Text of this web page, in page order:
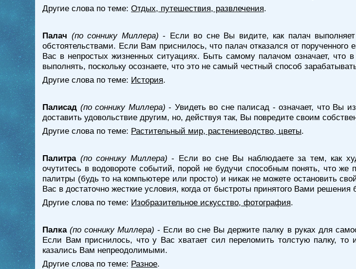
Другие слова по теме: Отдых, путешествия, развлечения.
Палач (по соннику Миллера) - Если во сне Вы видите, как палач
обстоятельствами. Если Вам приснилось, что палач отказался от
Вас в непростых жизненных ситуациях. Быть самому палачом означает,
выполнять, поскольку осознаете, что это не самый честный способ
Другие слова по теме: История.
Палисад (по соннику Миллера) - Увидеть во сне палисад - означает, что Вы
доставить удовольствие другим, но, действуя так, Вы повредите своим
Другие слова по теме: Растительный мир, растениеводство, цветы.
Палитра (по соннику Миллера) - Если во сне Вы наблюдаете за тем, как
очутитесь в водовороте событий, порой не будучи способным понять, что
палитры (будь то на компьютере или просто) и никак не можете остановить
Вас в достаточно жесткие условия, когда от быстроты принятого Вами
Другие слова по теме: Изобразительное искусство, фотография.
Палка (по соннику Миллера) - Если во сне Вы держите палку в руках для
Если Вам приснилось, что у Вас хватает сил переломить толстую палку,
казались Вам непреодолимыми.
Другие слова по теме: Разное.